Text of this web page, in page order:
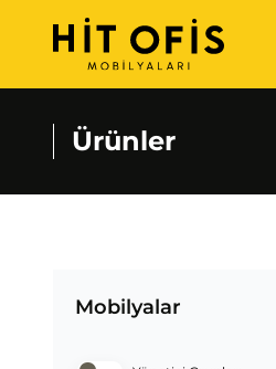
Ürünler
Mobilyalar